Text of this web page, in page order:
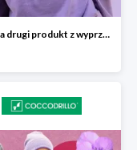
-50% na drugi produkt z wyprzedaży